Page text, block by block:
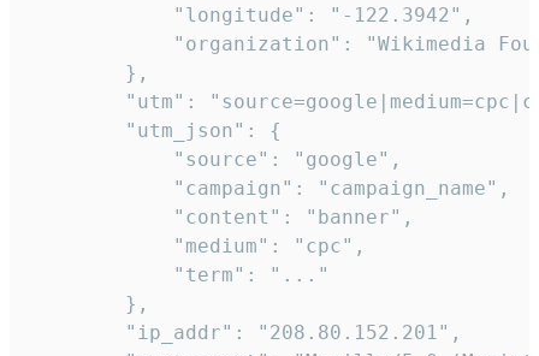
            "longitude": "-122.3942",
"organization": "Wikimedia
        },
"utm":
        "utm_json": {
            "source": "google",
            "campaign": "campaign_name",
            "content": "banner",
            "medium": "cpc",
            "term": "..."
        },
        "ip_addr": "208.80.152.201",